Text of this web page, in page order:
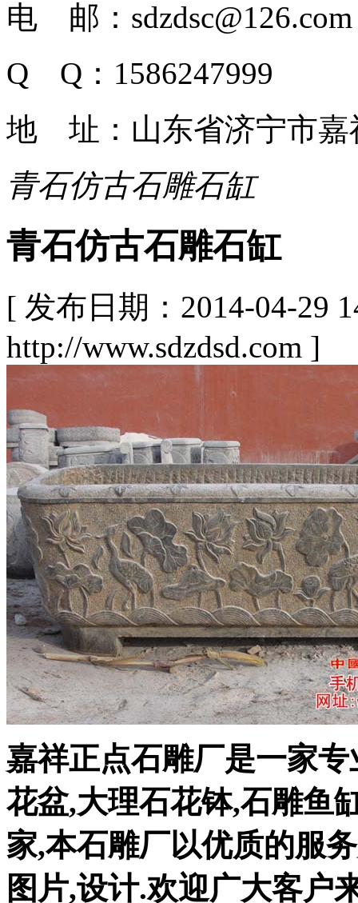
电 邮：sdzdsc@126.com
Q Q：1586247999
地 址：山东省济宁市嘉
青石仿古石雕石缸
青石仿古石雕石缸
[ 发布日期：2014-04-29
http://www.sdzdsd.com ]
嘉祥正点石雕厂是一家
花盆,大理石花钵,石雕鱼
家,本石雕厂以优质的服
图片,设计.欢迎广大客户